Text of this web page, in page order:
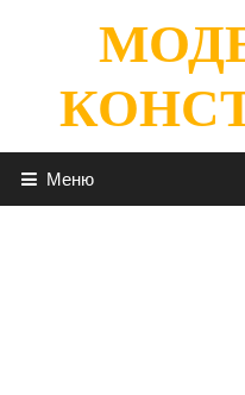
содержимому
Меню